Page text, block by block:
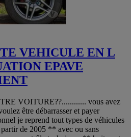
VEHICULE EN L
EPAVE
VOITURE??............ vous avez
être débarrasser et payer
je reprend tout types de véhicules
de 2005 ** avec ou sans